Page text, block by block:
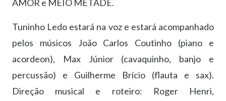
AMOR e MEIO METADE.
Tuninho Ledo estará na voz e estará acompanhado
pelos músicos João Carlos Coutinho (piano e
acordeon), Max Júnior (cavaquinho, banjo e
percussão) e Guilherme Brício (flauta e sax).
Direção musical e roteiro: Roger Henri,